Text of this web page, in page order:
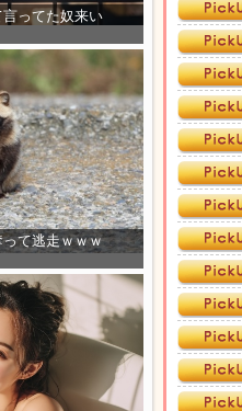
ってた奴来い
て逃走ｗｗｗ